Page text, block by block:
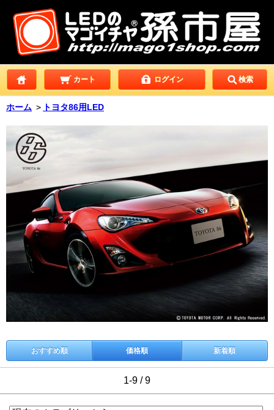
カート ログイン 検索
ホーム ＞ トヨタ86用LED
おすすめ順 価格順 新着順
1-9 / 9